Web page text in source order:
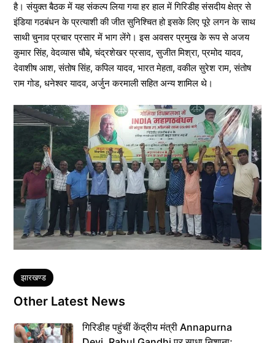
है। संयुक्त बैठक में यह संकल्प लिया गया हर हाल में गिरिडीह संसदीय क्षेत्र से
इंडिया गठबंधन के प्रत्याशी की जीत सुनिश्चित हो इसके लिए पूरे लगन के साथ
साथी चुनाव प्रचार प्रसार में भाग लेंगे। इस अवसर प्रमुख के रूप से अजय
कुमार सिंह, वेदव्यास चौबे, चंद्रशेखर प्रसाद, सुजीत मिश्रा, प्रमोद यादव,
देवाशीष आश, संतोष सिंह, कपिल यादव, भारत मेहता, वकील सुरेश राम, संतोष
राम गोड, धनेश्वर यादव, अर्जुन करमाली सहित अन्य शामिल थे।
Tags
झारखण्ड
Other Latest News
गिरिडीह पहुंचीं केंद्रीय मंत्री Annapurna